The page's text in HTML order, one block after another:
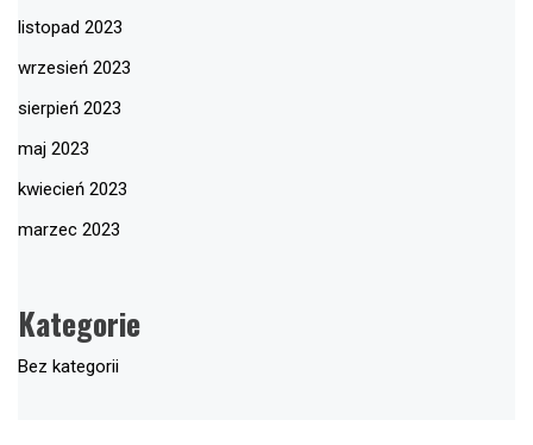
listopad 2023
wrzesień 2023
sierpień 2023
maj 2023
kwiecień 2023
marzec 2023
Kategorie
Bez kategorii